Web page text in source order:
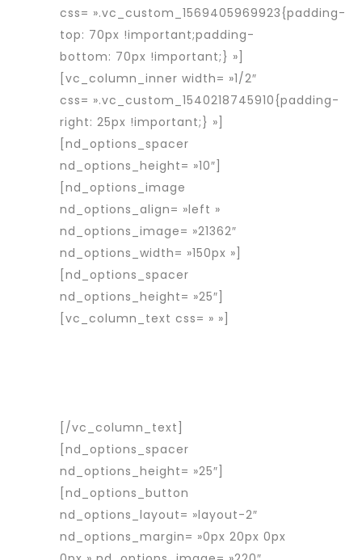
css= ».vc_custom_1569405969923{padding-
top: 70px !important;padding-
bottom: 70px !important;} »]
[vc_column_inner width= »1/2″
css= ».vc_custom_1540218745910{padding-
right: 25px !important;} »]
[nd_options_spacer
nd_options_height= »10″]
[nd_options_image
nd_options_align= »left »
nd_options_image= »21362″
nd_options_width= »150px »]
[nd_options_spacer
nd_options_height= »25″]
[vc_column_text css= » »]
[/vc_column_text]
[nd_options_spacer
nd_options_height= »25″]
[nd_options_button
nd_options_layout= »layout-2″
nd_options_margin= »0px 20px 0px